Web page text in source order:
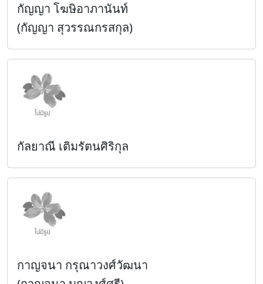
กัญญา โฆษิอาภานันท์
(กัญญา สุวรรณกรสกุล)
กัลยาณี เติมรัตนศิริกุล
กาญจนา กรุณาวงศ์วัฒนา